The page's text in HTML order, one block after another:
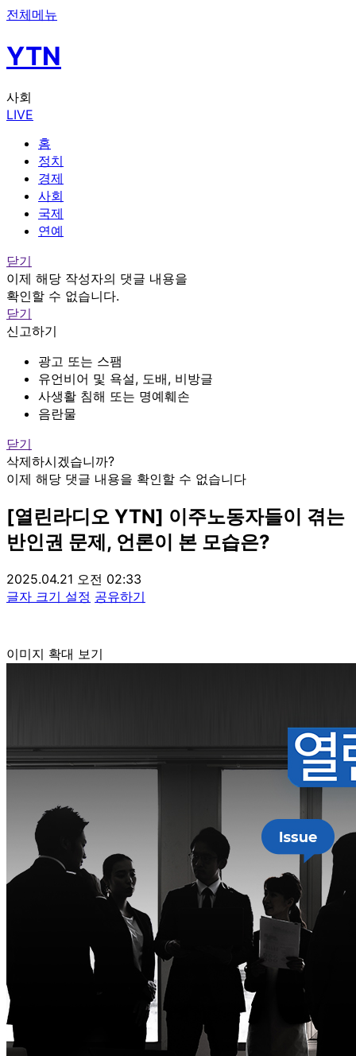
전체메뉴
YTN
사회
LIVE
홈
정치
경제
사회
국제
연예
닫기
이제 해당 작성자의 댓글 내용을
확인할 수 없습니다.
닫기
신고하기
광고 또는 스팸
유언비어 및 욕설, 도배, 비방글
사생활 침해 또는 명예훼손
음란물
닫기
삭제하시겠습니까?
이제 해당 댓글 내용을 확인할 수 없습니다
[열린라디오 YTN] 이주노동자들이 겪는
반인권 문제, 언론이 본 모습은?
2025.04.21 오전 02:33
글자 크기 설정 공유하기
이미지 확대 보기